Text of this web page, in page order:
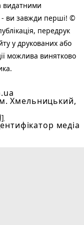
видатними
- ви завжди перші! ©
передрук
у друкованих або
можлива винятково
Хмельницький,
медіа